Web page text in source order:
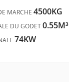
MARCHE4500KG
DU GODET0.55M³
74KW